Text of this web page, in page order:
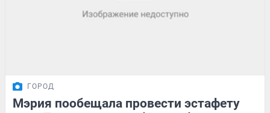
ГОРОД
Мэрия пообещала провести эстафету